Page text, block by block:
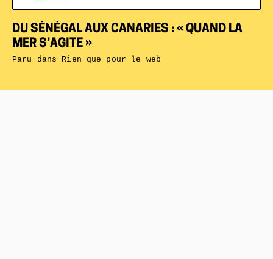
DU SÉNÉGAL AUX CANARIES : « QUAND LA
MER S’AGITE »
Paru dans Rien que pour le web